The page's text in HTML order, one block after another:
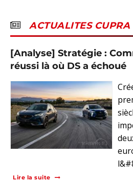
ACTUALITES CUPRA
[Analyse] Stratégie :
réussi là où DS a échoué
Lire la suite